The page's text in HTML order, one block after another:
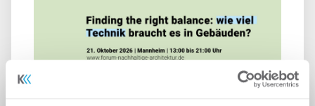
Zwischen Lowtech und Suffizienz: